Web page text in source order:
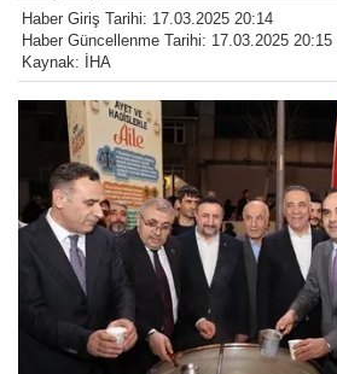
Haber Giriş Tarihi: 17.03.2025 20:14
Haber Güncellenme Tarihi: 17.03.2025 20:15
Kaynak: İHA